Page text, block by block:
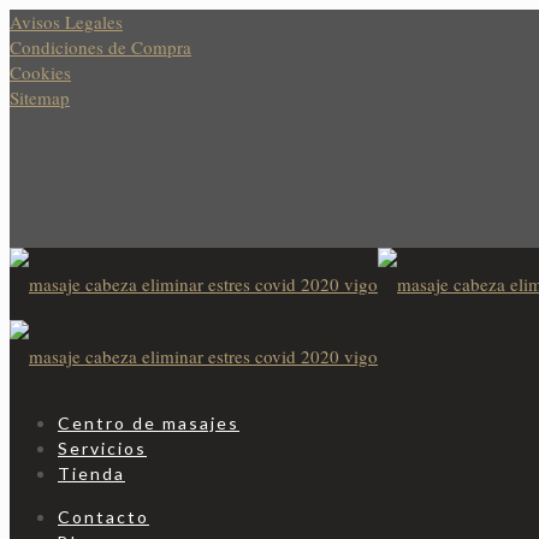
Avisos Legales
Condiciones de Compra
Cookies
Sitemap
Centro de masajes
Servicios
Tienda
Contacto